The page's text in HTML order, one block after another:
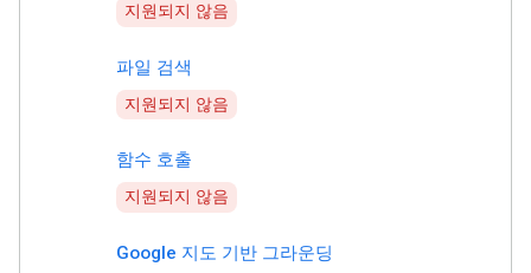
지원되지 않음
파일 검색
지원되지 않음
함수 호출
지원되지 않음
Google 지도 기반 그라운딩